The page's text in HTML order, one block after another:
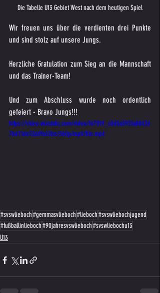
Die Tabelle U13 Gebiet West nach dem heutigen Spiel
Wir freuen uns über die verdienten drei Punkte
und sind stolz auf unsere Jungs.
Herzliche Gratulation zum Sieg an die Mannschaft
und das Trainer-Team!
Und zum Abschluss wurde noch ordentlich
gefeiert - Bravo Jungs!!!
https://video.wixstatic.com/video/167019_c0d5a3921a88426
7b471de2369fc62be/360p/mp4/file.mp4
#svswlieboch#gemmasvlieboch#lieboch#svswliebochjugend
#fußballinlieboch#90jahresvswlieboch#svswliebochu13
U13